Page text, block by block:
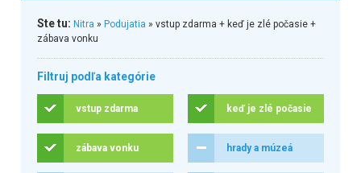
Ste tu: Nitra » Podujatia » vstup zdarma + keď je zlé počasie +
zábava vonku
Filtruj podľa kategórie
vstup zdarma keď je zlé počasie
zábava vonku hrady a múzeá